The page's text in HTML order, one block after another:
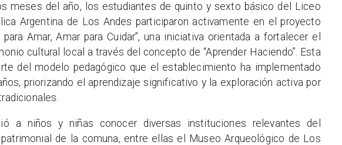
meses del año, los estudiantes de quinto y sexto básico del Liceo
Argentina de Los Andes participaron activamente en el proyecto
Amar, Amar para Cuidar”, una iniciativa orientada a fortalecer el
cultural local a través del concepto de “Aprender Haciendo”. Esta
del modelo pedagógico que el establecimiento ha implementado
priorizando el aprendizaje significativo y la exploración activa por
a niños y niñas conocer diversas instituciones relevantes del
de la comuna, entre ellas el Museo Arqueológico de Los